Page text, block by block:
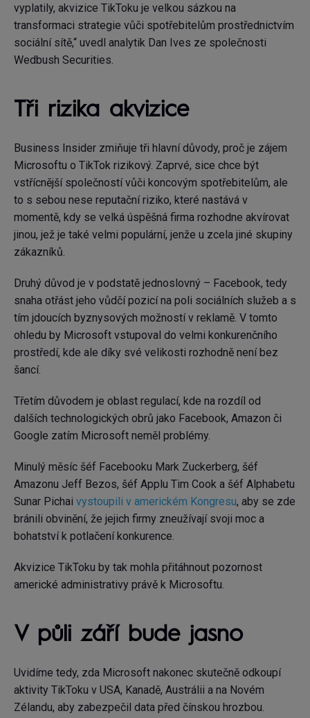
vyplatily, akvizice TikToku je velkou sázkou na
transformaci strategie vůči spotřebitelům prostřednictvím
sociální sítě,“ uvedl analytik Dan Ives ze společnosti
Wedbush Securities.
Tři rizika akvizice
Business Insider zmiňuje tři hlavní důvody, proč je zájem
Microsoftu o TikTok rizikový. Zaprvé, sice chce být
vstřícnější společností vůči koncovým spotřebitelům, ale
to s sebou nese reputační riziko, které nastává v
momentě, kdy se velká úspěšná firma rozhodne akvírovat
jinou, jež je také velmi populární, jenže u zcela jiné skupiny
zákazníků.
Druhý důvod je v podstatě jednoslovný – Facebook, tedy
snaha otřást jeho vůdčí pozicí na poli sociálních služeb a s
tím jdoucích byznysových možností v reklamě. V tomto
ohledu by Microsoft vstupoval do velmi konkurenčního
prostředí, kde ale díky své velikosti rozhodně není bez
šancí.
Třetím důvodem je oblast regulací, kde na rozdíl od
dalších technologických obrů jako Facebook, Amazon či
Google zatím Microsoft neměl problémy.
Minulý měsíc šéf Facebooku Mark Zuckerberg, šéf
Amazonu Jeff Bezos, šéf Applu Tim Cook a šéf Alphabetu
Sunar Pichai vystoupili v americkém Kongresu, aby se zde
bránili obvinění, že jejich firmy zneužívají svoji moc a
bohatství k potlačení konkurence.
Akvizice TikToku by tak mohla přitáhnout pozornost
americké administrativy právě k Microsoftu.
V půli září bude jasno
Uvidíme tedy, zda Microsoft nakonec skutečně odkoupí
aktivity TikToku v USA, Kanadě, Austrálii a na Novém
Zélandu, aby zabezpečil data před čínskou hrozbou.